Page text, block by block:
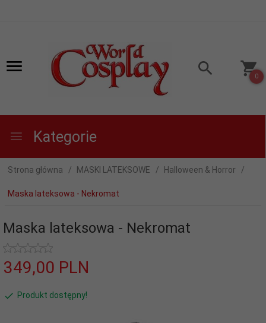
0
Kategorie
Strona główna MASKI LATEKSOWE Halloween & Horror
Maska lateksowa - Nekromat
Maska lateksowa - Nekromat
349,00 PLN
Produkt dostępny!